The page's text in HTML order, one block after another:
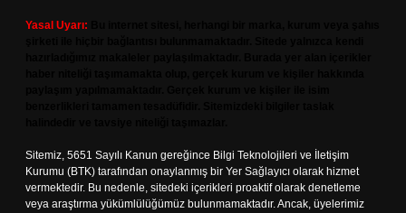
Yasal Uyarı:
Sitemiz, 5651 Sayılı Kanun gereğince Bilgi Teknolojileri ve İletişim
Kurumu (BTK) tarafından onaylanmış bir Yer Sağlayıcı olarak hizmet
vermektedir. Bu nedenle, sitedeki içerikleri proaktif olarak denetleme
veya araştırma yükümlülüğümüz bulunmamaktadır. Ancak, üyelerimiz